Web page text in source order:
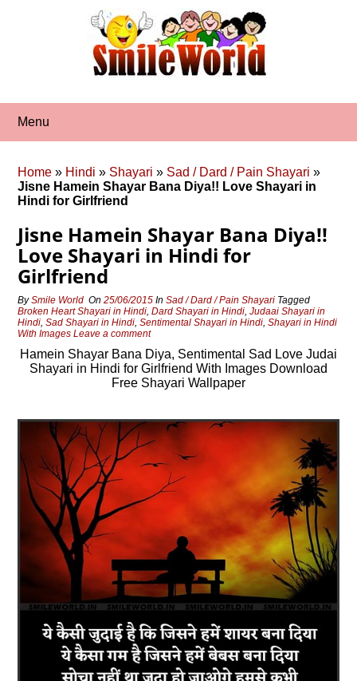
Menu
Home » Hindi » Shayari » Sad / Dard / Pain Shayari »
Jisne Hamein Shayar Bana Diya!! Love Shayari in
Hindi for Girlfriend
Jisne Hamein Shayar Bana Diya!!
Love Shayari in Hindi for
Girlfriend
BySmile World On25/06/2015 InSad / Dard / Pain Shayari Tagged
Broken Heart Shayari in Hindi,Dard Shayari in Hindi,Judaai Shayari in
Hindi,Sad Shayari in Hindi,Sentimental Shayari in Hindi,Shayari in Hindi
With Images Leave a comment
Hamein Shayar Bana Diya, Sentimental Sad Love Judai
Shayari in Hindi for Girlfriend With Images Download
Free Shayari Wallpaper